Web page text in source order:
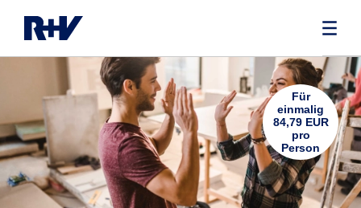
Für
einmalig
84,79 EUR
pro
Person